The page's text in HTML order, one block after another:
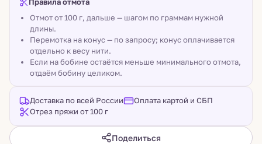
Отмот от 100 г, дальше — шагом по граммам нужной
длины.
Перемотка на конус — по запросу; конус оплачивается
отдельно к весу нити.
Если на бобине остаётся меньше минимального отмота,
отдаём бобину целиком.
Доставка по всей России
Оплата картой и СБП
Отрез пряжи от 100 г
Поделиться